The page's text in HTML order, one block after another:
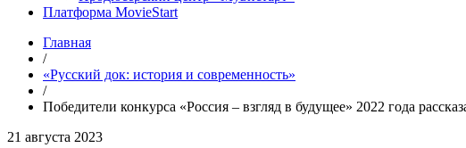
Платформа MovieStart
Главная
/
«Русский док: история и современность»
/
Победители конкурса «Россия – взгляд в будущее» 2022 года
21 августа 2023